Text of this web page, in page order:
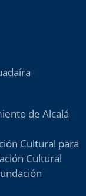
de Alcalá
Cultural para
Cultural